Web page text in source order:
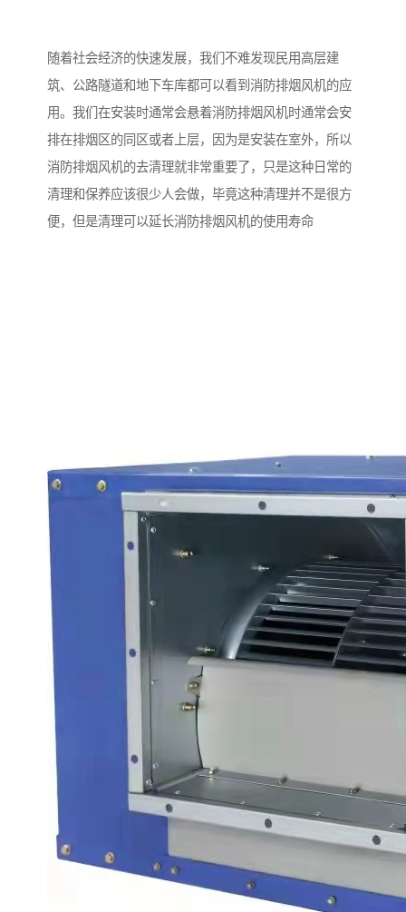
随着社会经济的快速发展，我们不难发现民用高层建
筑、公路隧道和地下车库都可以看到消防排烟风机的应
用。我们在安装时通常会悬着消防排烟风机时通常会安
排在排烟区的同区或者上层，因为是安装在室外，所以
消防排烟风机的去清理就非常重要了，只是这种日常的
清理和保养应该很少人会做，毕竟这种清理并不是很方
便，但是清理可以延长消防排烟风机的使用寿命